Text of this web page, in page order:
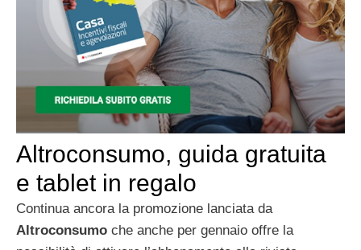
Altroconsumo, guida gratuita
e tablet in regalo
Continua ancora la promozione lanciata da
Altroconsumo che anche per gennaio offre la